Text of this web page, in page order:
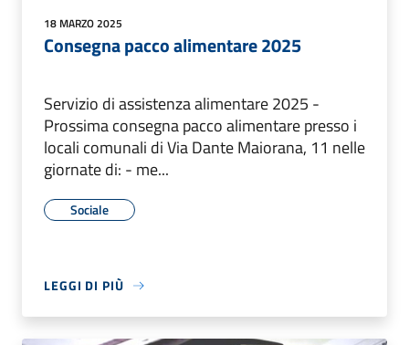
18 MARZO 2025
Consegna pacco alimentare 2025
Servizio di assistenza alimentare 2025 -
Prossima consegna pacco alimentare presso i
locali comunali di Via Dante Maiorana, 11 nelle
giornate di: - me...
Sociale
LEGGI DI PIÙ